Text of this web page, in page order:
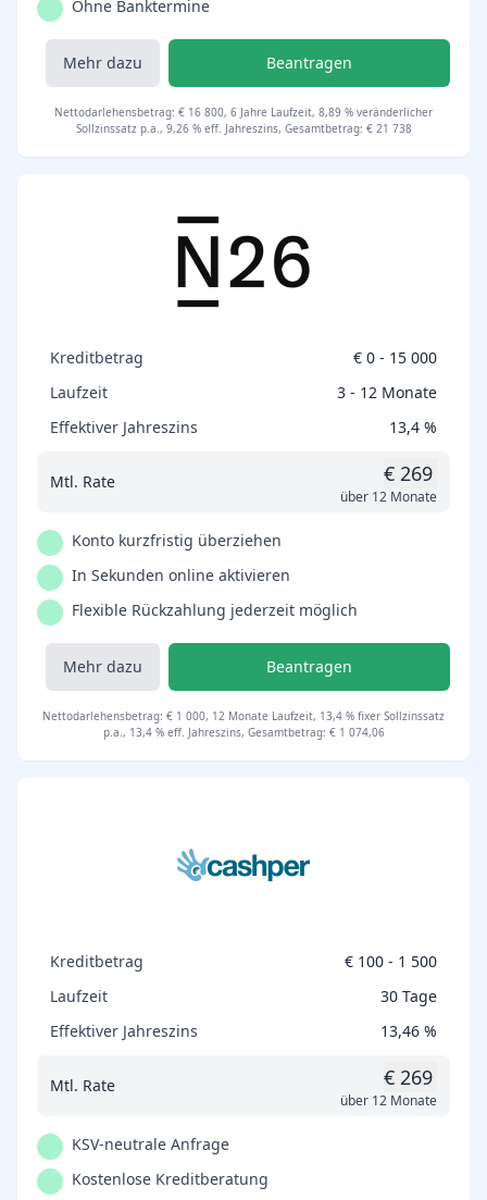
Ohne Banktermine
Mehr dazu Beantragen
Nettodarlehensbetrag: € 16 800, 6 Jahre Laufzeit, 8,89 % veränderlicher
Sollzinssatz p.a., 9,26 % eff. Jahreszins, Gesamtbetrag: € 21 738
Kreditbetrag
€ 0 - 15 000
Laufzeit
3 - 12 Monate
Effektiver Jahreszins
13,4 %
Mtl. Rate € 269
über 12 Monate
Konto kurzfristig überziehen
In Sekunden online aktivieren
Flexible Rückzahlung jederzeit möglich
Mehr dazu Beantragen
Nettodarlehensbetrag: € 1 000, 12 Monate Laufzeit, 13,4 % fixer Sollzinssatz
p.a., 13,4 % eff. Jahreszins, Gesamtbetrag: € 1 074,06
Kreditbetrag
€ 100 - 1 500
Laufzeit
30 Tage
Effektiver Jahreszins
13,46 %
Mtl. Rate € 269
über 12 Monate
KSV-neutrale Anfrage
Kostenlose Kreditberatung